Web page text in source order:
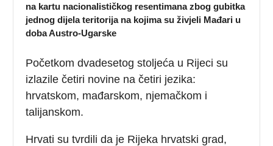
na kartu nacionalističkog resentimana zbog gubitka
jednog dijela teritorija na kojima su živjeli Mađari u
doba Austro-Ugarske
Početkom dvadesetog stoljeća u Rijeci su
izlazile četiri novine na četiri jezika:
hrvatskom, mađarskom, njemačkom i
talijanskom.
Hrvati su tvrdili da je Rijeka hrvatski grad,